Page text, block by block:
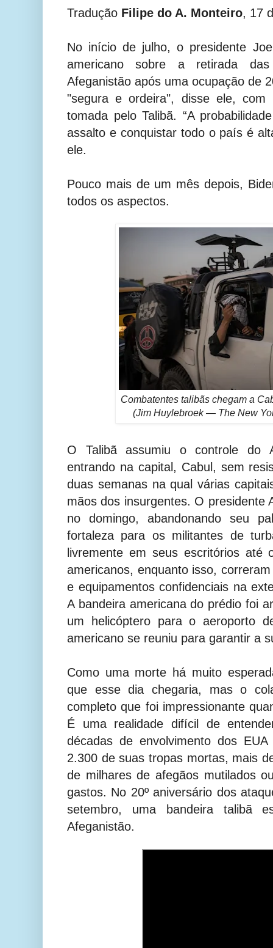
Tradução Filipe do A. Monteiro, 17
No início de julho, o presidente
americano sobre a retirada
Afeganistão após uma ocupação de
"segura e ordeira", disse ele, com
tomada pelo Talibã. “A
assalto e conquistar todo o país é
ele.
Pouco mais de um mês depois,
todos os aspectos.
Combatentes talibãs chegam a
(Jim Huylebroek — The New
O Talibã assumiu o controle do
entrando na capital, Cabul, sem
duas semanas na qual várias
mãos dos insurgentes. O presidente
no domingo, abandonando seu
fortaleza para os militantes de
livremente em seus escritórios até
americanos, enquanto isso,
e equipamentos confidenciais na
A bandeira americana do prédio foi
um helicóptero para o aeroporto
americano se reuniu para garantir a
Como uma morte há muito
que esse dia chegaria, mas o
completo que foi impressionante
É uma realidade difícil de
décadas de envolvimento dos
2.300 de suas tropas mortas, mais
de milhares de afegãos mutilados
gastos. No 20º aniversário dos
setembro, uma bandeira talibã
Afeganistão.